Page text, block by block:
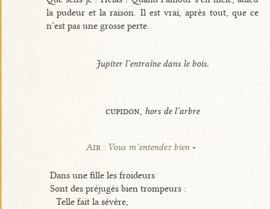
la pudeur et la raison. Il est vrai, après tout, que ce
n’est pas une grosse perte.
Jupiter l’entraîne dans le bois.
cupidon, hors de l’arbre
Air : Vous m’entendez bien
Dans une fille les froideurs
Sont des préjugés bien trompeurs :
Telle fait la sévère,